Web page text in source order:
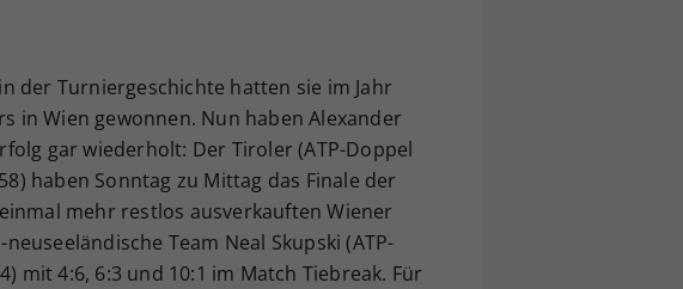
der Turniergeschichte hatten sie im Jahr
in Wien gewonnen. Nun haben Alexander
gar wiederholt: Der Tiroler (ATP-Doppel
haben Sonntag zu Mittag das Finale der
mehr restlos ausverkauften Wiener
Team Neal Skupski (ATP-
mit 4:6, 6:3 und 10:1 im Match Tiebreak. Für